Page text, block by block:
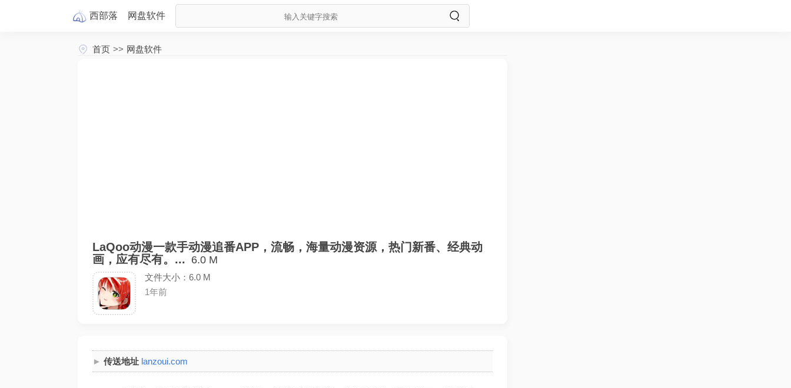
西部落 网盘软件
首页 >> 网盘软件
LaQoo动漫一款手动漫追番APP，流畅，海量动漫资源，热门新番、经典动
画，应有尽有。... 6.0 M
文件大小：6.0 M
1年前
传送地址 lanzoui.com